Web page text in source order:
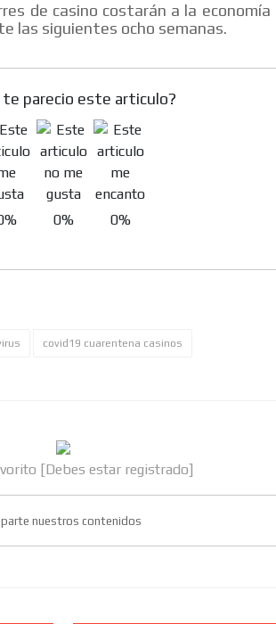
de casino costarán a la economía
las siguientes ocho semanas.
te parecio este articulo?
0% 0%
covid19 cuarentena casinos
[Debes estar registrado]
nuestros contenidos